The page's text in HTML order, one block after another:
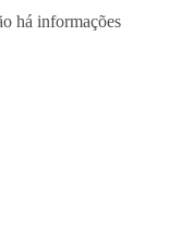
há informações